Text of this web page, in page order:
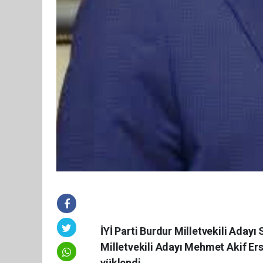
İYİ Parti Burdur Milletvekili Adayı
Milletvekili Adayı Mehmet Akif